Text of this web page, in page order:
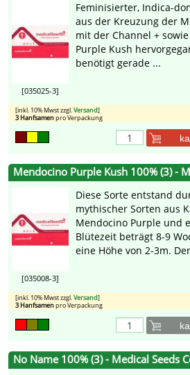
[035025-3]
Feminisierter, Indica-
aus der Kreuzung der
mit der Channel +
Purple Kush
benötigt gerade ...
[inkl. 10% Mwst zzgl.Versand]
3 Hanfsamenpro Verpackung
Mendocino Purple Kush 100% (3) -
[035008-3]
Diese Sorte entstand
mythischer Sorten aus
Mendocino Purple und
Blütezeit beträgt 8-9
eine Höhe von 2-3m.
[inkl. 10% Mwst zzgl.Versand]
3 Hanfsamenpro Verpackung
No Name 100% (3) - Medical Seeds